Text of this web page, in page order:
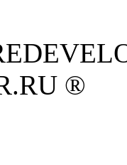
®